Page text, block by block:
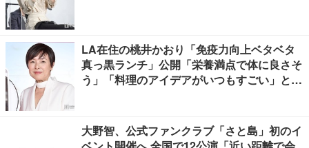
LA在住の桃井かおり「免疫力向上ベタベタ
真っ黒ランチ」公開「栄養満点で体に良さそ
う」「料理のアイデアがいつもすごい」と反
大野智、公式ファンクラブ「さと島」初のイ